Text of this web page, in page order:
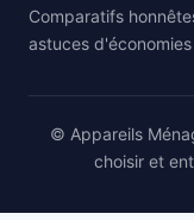
Comparatifs
astuces
© Appareils
choisir et